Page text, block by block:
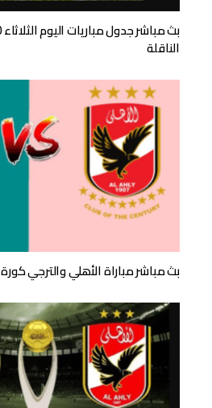
الناقلة
بث مباشر مباراة الأهلي والترجي